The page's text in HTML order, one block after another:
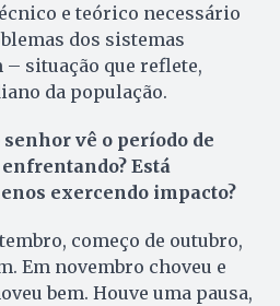
e teórico necessário
dos sistemas
– situação que reflete,
da população.
vê o período de
Está
exercendo impacto?
começo de outubro,
Em novembro choveu e
bem. Houve uma pausa,